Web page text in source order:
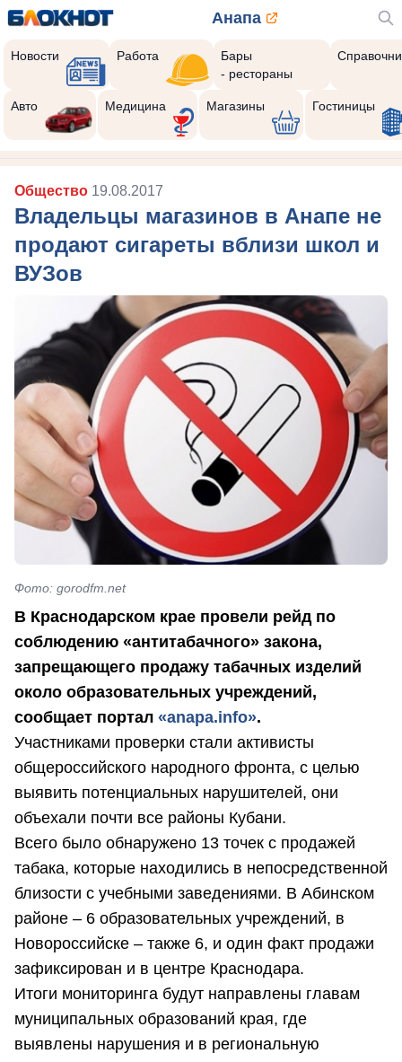
Анапа
Новости Работа
Бары
- рестораны
Авто Медицина Магазины Гостиницы
Общество 19.08.2017
Владельцы магазинов в Анапе не
продают сигареты вблизи школ и
ВУЗов
Фото: gorodfm.net
В Краснодарском крае провели рейд по
соблюдению «антитабачного» закона,
запрещающего продажу табачных изделий
около образовательных учреждений,
сообщает портал «anapa.info».
Участниками проверки стали активисты
общероссийского народного фронта, с целью
выявить потенциальных нарушителей, они
объехали почти все районы Кубани.
Всего было обнаружено 13 точек с продажей
табака, которые находились в непосредственной
близости с учебными заведениями. В Абинском
районе – 6 образовательных учреждений, в
Новороссийске – также 6, и один факт продажи
зафиксирован и в центре Краснодара.
Итоги мониторинга будут направлены главам
муниципальных образований края, где
выявлены нарушения и в региональную